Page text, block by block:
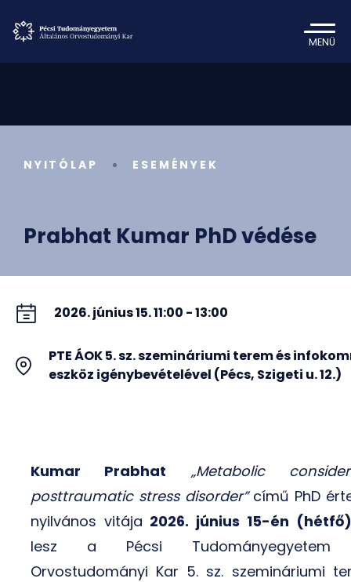
MENÜ
NYITÓLAP ESEMÉNYEK
Prabhat Kumar PhD védése
2026. június 15. 11:00 - 13:00
PTE ÁOK 5. sz. szemináriumi terem és
eszköz igénybevételével (Pécs, Szigeti u. 12.)
Kumar Prabhat
„Metabolic
posttraumatic stress disorder”című PhD
nyilvános vitája 2026. június 15-én
lesz a Pécsi Tudományegyetem
Orvostudományi Kar 5. sz. szemináriumi